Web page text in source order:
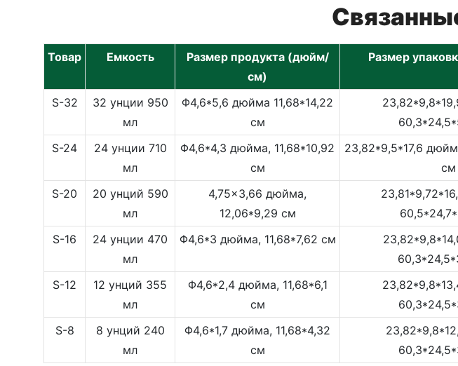
Товар Емкость
Размер продукта (дюйм/
см)
Размер
S-32
32 унции 950
мл
Φ4,6*5,6 дюйма 11,68*14,22
см
S-24
24 унции 710
мл
Φ4,6*4,3 дюйма, 11,68*10,92
см
23,82*9,5*17,6
см
S-20
20 унций 590
мл
4,75x3,66 дюйма,
12,06*9,29 см
S-16
24 унции 470
мл
Φ4,6*3 дюйма, 11,68*7,62 см
S-12
12 унций 355
мл
Φ4,6*2,4 дюйма, 11,68*6,1
см
S-8
8 унций 240
мл
Φ4,6*1,7 дюйма, 11,68*4,32
см